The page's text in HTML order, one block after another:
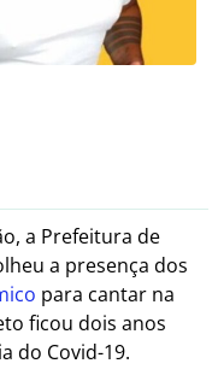
a Prefeitura de
a presença dos
para cantar na
ficou dois anos
do Covid-19.